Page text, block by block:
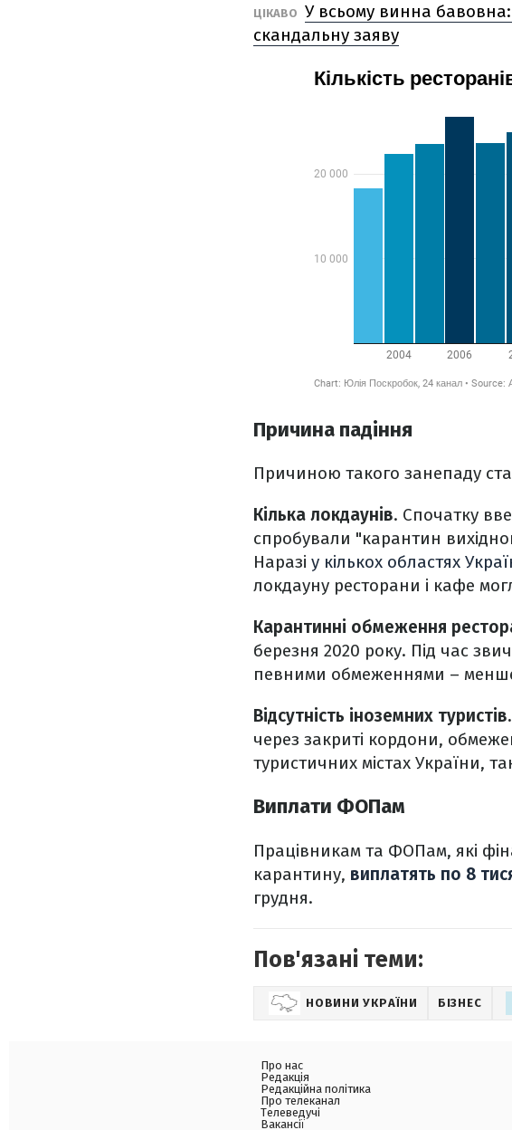
ЦІКАВО У всьому винна
скандальну заяву
Причина падіння
Причиною такого занепаду
Кілька локдаунів. Спочатку
спробували "карантин
Наразі у кількох областях
локдауну ресторани і кафе
Карантинні обмеження
березня 2020 року. Під час
певними обмеженнями – менше
Відсутність іноземних туристів.
через закриті кордони,
туристичних містах України,
Виплати ФОПам
Працівникам та ФОПам, які
карантину, виплатять по 8
грудня.
Пов'язані теми:
НОВИНИ УКРАЇНИ БІЗНЕС
Про нас
Редакція
Редакційна політика
Про телеканал
Телеведучі
Вакансії